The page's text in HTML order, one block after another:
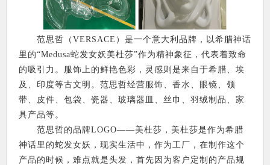
范思哲（VERSACE）是一个意大利品牌，以希腊神话
里的“Medusa蛇发女妖美杜莎”作为精神象征，代表着致命
的吸引力。服饰上的鲜艳色彩，灵感则是来自于希腊、埃
及、印度等古文明。范思哲经营服饰、香水、眼镜、领
带、皮件、包袋、瓷器、玻璃器皿、丝巾、羽绒制品、家
具产品等。
范思哲的品牌LOGO——美杜莎，美杜莎是作为希腊
神话里的蛇发女妖，现实生活中，作为工厂，在制作这个
产品的时候，难点就是头发，首先因为客户定制的产品规